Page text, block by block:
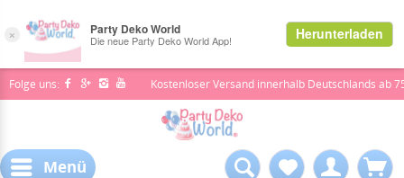
Folge uns: Kostenloser Versand innerhalb Deutschlands ab
Menü